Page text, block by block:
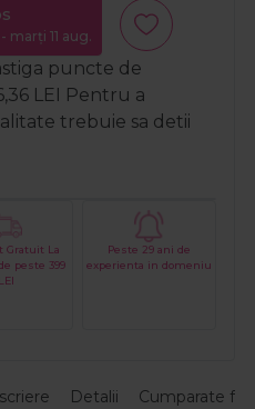
marți 11 aug.
puncte de
LEI
Pentru a
trebuie sa detii
Gratuit La
peste 399
LEI
Peste 29 ani de
experienta in domeniu
Detalii Cumparate